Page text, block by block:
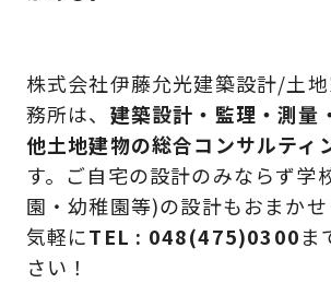
株式会社伊藤允光建築設計/土
務所は、 建築設計・監理・測量
他土地建物の総合コンサルティ
す。ご自宅の設計のみならず学
園・幼稚園等)の設計もおまか
気軽にTEL : 048(475)0300ま
さい！